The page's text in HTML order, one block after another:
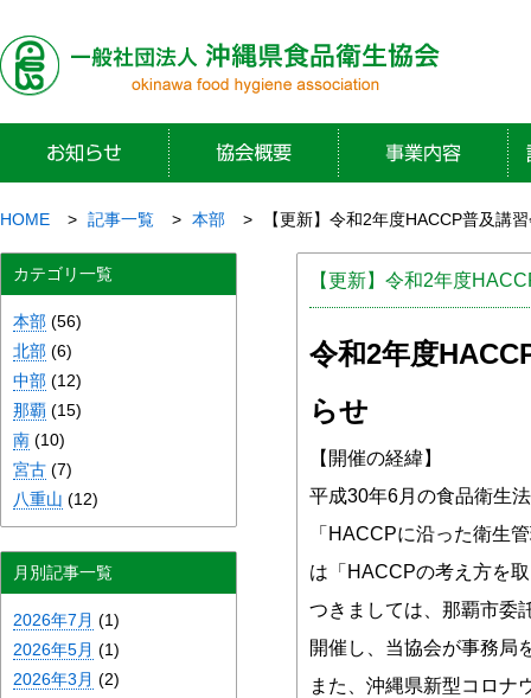
HOME 記事一覧 本部 【更新】令和2年度HACCP普及講
カテゴリ一覧
本部 (56)
北部 (6)
中部 (12)
那覇 (15)
南 (10)
宮古 (7)
八重山 (12)
月別記事一覧
2026年7月 (1)
2026年5月 (1)
2026年3月 (2)
【更新】令和2年度
令和2年度
らせ
【開催の経緯】
平成30年6月の食品衛生
「HACCPに沿った衛生
は「HACCPの考え方を
つきましては、那覇市委
開催し、当協会が事務局
また、沖縄県新型コロナ